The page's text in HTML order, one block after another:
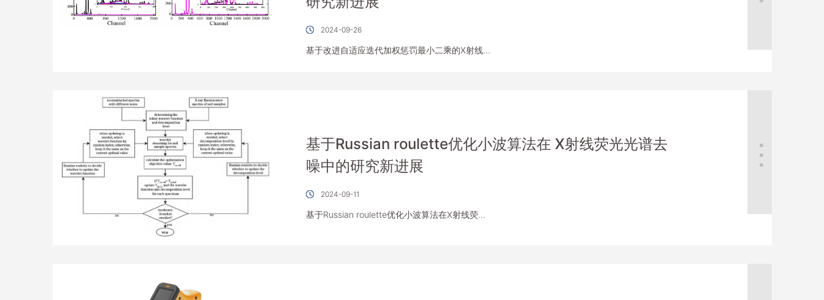
2024-09-26
基于改进自适应迭代加权惩罚最小二乘的X射线...
基于Russian roulette优化小波算法在 X射线荧光光谱去
噪中的研究新进展
2024-09-11
基于Russian roulette优化小波算法在X射线荧...